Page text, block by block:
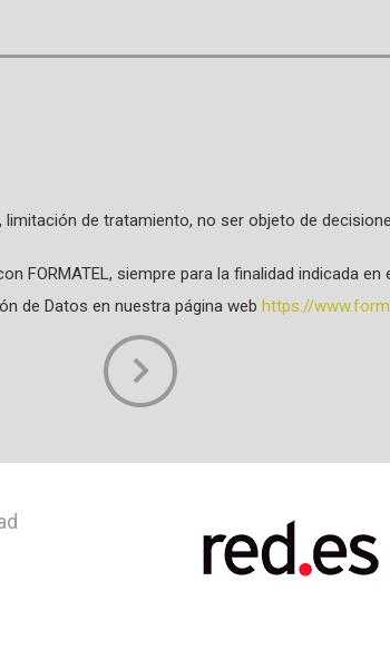
de tratamiento, no ser objeto de
FORMATEL, siempre para la finalidad indicada en
de Datos en nuestra página web https://